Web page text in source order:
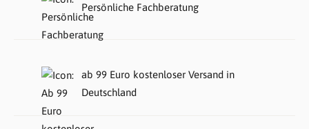
Persönliche Fachberatung
ab 99 Euro kostenloser Versand in
Deutschland